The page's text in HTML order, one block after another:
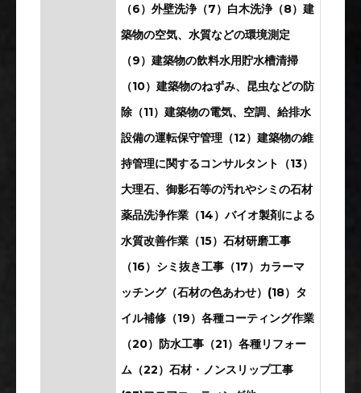
（6）外壁洗浄（7）白木洗浄（8）建
築物の空気、水質などの環境測定
（9）建築物の飲料水用貯水槽清掃
（10）建築物のねずみ、昆虫などの防
除（11）建築物の電気、空調、給排水
設備の運転保守管理（12）建築物の維
持管理に関するコンサルタント（13）
大理石、御影石等の汚れやシミの石材
薬品洗浄作業（14）バイオ製剤による
水質改善作業（15）石材研磨工事
（16）シミ抜き工事（17）カラーマ
ッチング（石材の色あわせ）(18）タ
イル補修（19）各種コーティング作業
（20）防水工事（21）各種リフォー
ム（22）石材・ノンスリップ工事